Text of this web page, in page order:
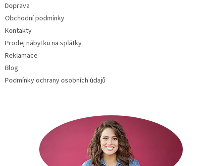
Doprava
Obchodní podmínky
Kontakty
Prodej nábytku na splátky
Reklamace
Blog
Podmínky ochrany osobních údajů